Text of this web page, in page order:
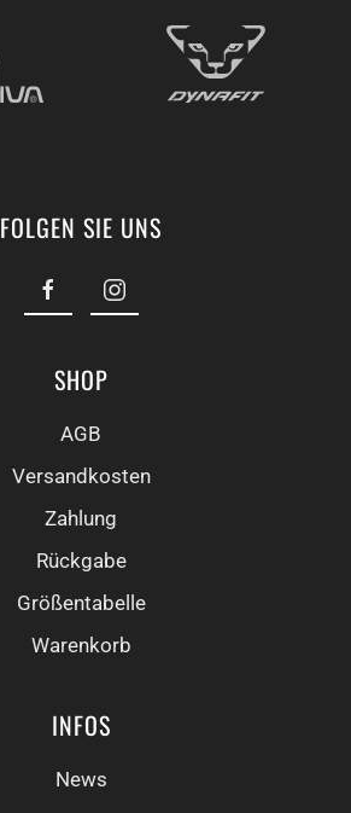
FOLGEN SIE UNS
SHOP
AGB
Versandkosten
Zahlung
Rückgabe
Größentabelle
Warenkorb
INFOS
News